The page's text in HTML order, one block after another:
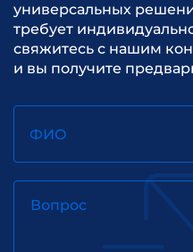
универсальных
требует
свяжитесь с нашим
и вы получите
ФИО
Вопрос